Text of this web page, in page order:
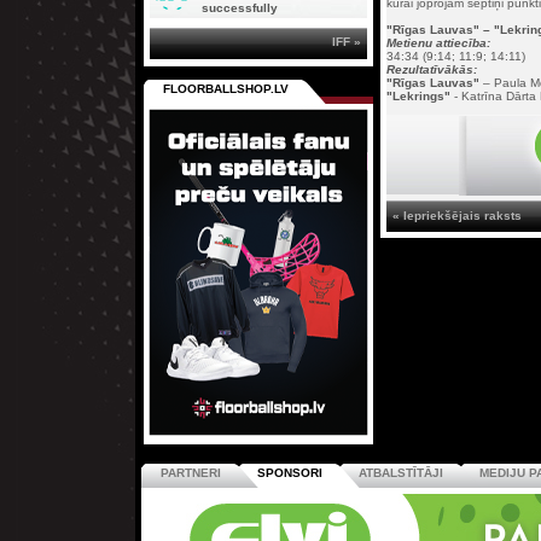
kurai joprojām septiņi punkti.
"Rīgas Lauvas" –
Metienu attiecība:
34:34 (9:14; 11:9; 14:11)
Rezultatīvākās:
"Rīgas Lauvas" – Paula
"Lekrings" - Katrīna Dārta
« Iepriekšējais raksts
successfully
IFF »
FLOORBALLSHOP.LV
PARTNERI SPONSORI ATBALSTĪTĀJI MEDIJU